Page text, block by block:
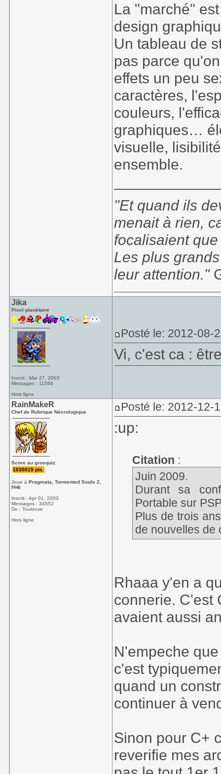
La "marché"
design
Un tableau de
pas parce
effets un peu
caractères,
couleurs,
graphiques…
visuelle,
ensemble.
"Et quand ils
menait à rien,
focalisaient
Les plus
leur attention."
Jika
Pixel planétaire
Inscrit : Mar 27, 2003
Messages : 11566
Hors ligne
Posté le: 2012-08-
Vi, c'est ca :
RainMakeR
Chef de Rubrique Nécrologique
Score au grosquiz
1035015 pts.
Joue àPragmata, Tormented Souls 2,
FH6
Inscrit : Apr 01, 2003
Messages : 34552
De : Toulouse
Hors ligne
Posté le: 2012-12-
:up:
Citation :
Juin 2009.
Durant sa
Portable sur
Plus de trois
de nouvelles de
Rhaaa y'en a
connerie. C'est
avaient aussi
N'empeche
c'est
quand un
continuer à
Sinon pour C+
reverifie mes